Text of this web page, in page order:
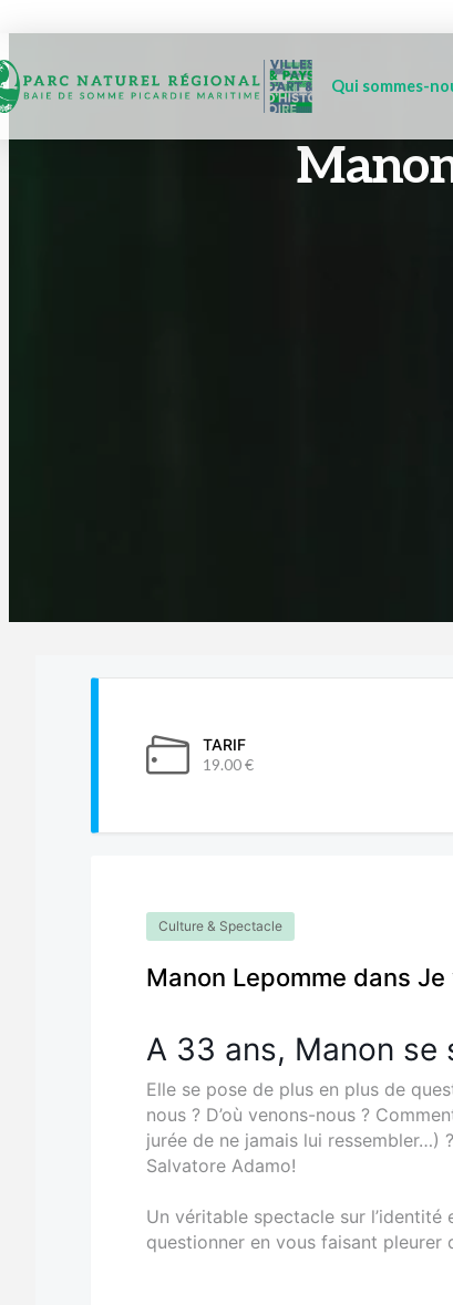
Qui sommes-
TARIF
19.00 €
Culture & Spectacle
Manon Lepomme dans
A 33 ans, Manon
Elle se pose de plus en plus de
nous ? D’où venons-nous ?
jurée de ne jamais lui ressembler…)
Salvatore Adamo!
Un véritable spectacle sur
questionner en vous faisant pleurer